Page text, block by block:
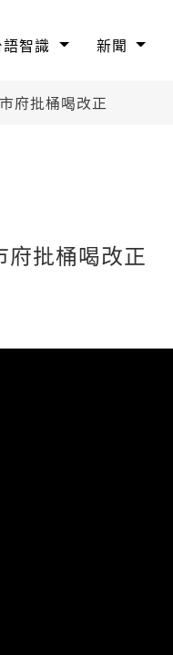
語智識 新聞
府批桶喝改正
府批桶喝改正